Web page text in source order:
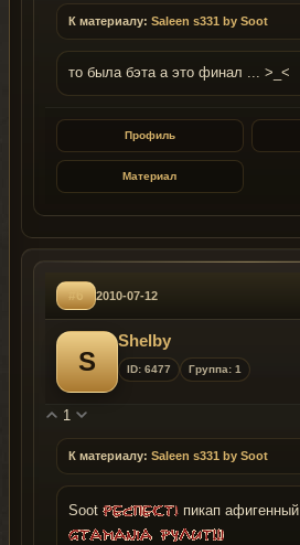
К материалу: Saleen s331 by Soot
то была бэта а это финал ... >_<
Профиль
Материал
#6 2010-07-12
S
Shelby
ID: 6477 Группа: 1
1
К материалу: Saleen s331 by Soot
Soot пикап афигенный